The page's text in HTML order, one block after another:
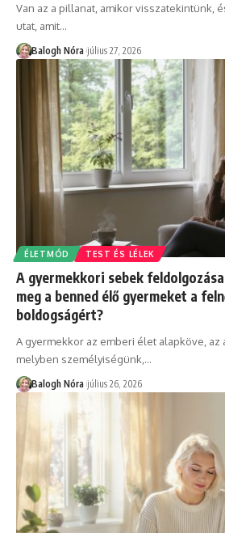
Van az a pillanat, amikor visszatekintünk,
utat, amit…
Balogh Nóra július 27, 2026
ÉLETMÓD TEST ÉS LÉLEK
A gyermekkori sebek
meg a benned élő gyermeket a
boldogságért?
A gyermekkor az emberi élet alapköve, az
melyben személyiségünk, …
Balogh Nóra július 26, 2026